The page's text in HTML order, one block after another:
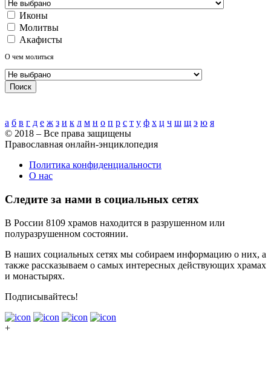
Иконы
Молитвы
Акафисты
О чем молиться
Поиск
а б в г д е ж з и к л м н о п р с т у ф х ц ч ш щ э ю я
© 2018 – Все права защищены
Православная онлайн-энциклопедия
Политика конфиденциальности
О нас
Следите за нами в социальных сетях
В России 8109 храмов находится в разрушенном или
полуразрушенном состоянии.
В наших социальных сетях мы собираем информацию о них, а
также рассказываем о самых интересных действующих храмах
и монастырях.
Подписывайтесь!
+